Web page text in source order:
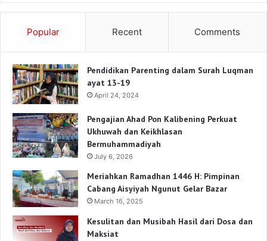
Popular Recent Comments
Pendidikan Parenting dalam Surah Luqman
ayat 13-19
April 24, 2024
Pengajian Ahad Pon Kalibening Perkuat
Ukhuwah dan Keikhlasan
Bermuhammadiyah
July 6, 2026
Meriahkan Ramadhan 1446 H: Pimpinan
Cabang Aisyiyah Ngunut Gelar Bazar
March 16, 2025
Kesulitan dan Musibah Hasil dari Dosa dan
Maksiat